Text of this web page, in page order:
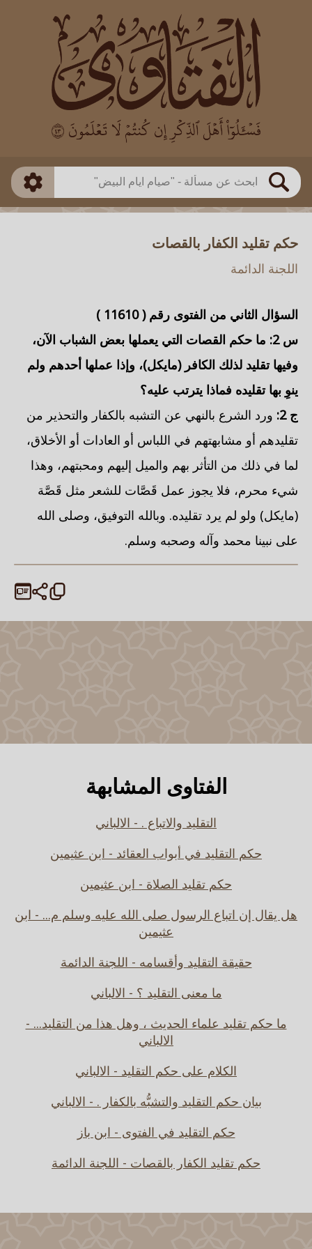
بحث
العالم
بن باز
بن العثيمين
اللجنة الدائمة
طريقة البحث
ذكي
حكم تقليد الكفار بالقصات
اللجنة الدائمة
السؤال الثاني من الفتوى رقم (11610
)
س 2: ما حكم القصات التي يعملها بعض الشباب الآن،
وفيها تقليد لذلك الكافر (مايكل)، وإذا عملها أحدهم ولم
ينوِ بها تقليده فماذا يترتب عليه؟
ج 2:
ورد الشرع بالنهي عن التشبه بالكفار والتحذير من
تقليدهم أو مشابهتهم في اللباس أو العادات أو الأخلاق،
لما في ذلك من التأثر بهم والميل إليهم ومحبتهم، وهذا
شيء محرم، فلا يجوز عمل قَصَّات للشعر مثل قَصَّة
(مايكل) ولو لم يرد تقليده. وبالله التوفيق، وصلى الله
على نبينا محمد وآله وصحبه وسلم.
الفتاوى المشابهة
التقليد والاتباع . - الالباني
حكم التقليد في أبواب العقائد - ابن عثيمين
حكم تقليد الصلاة - ابن عثيمين
هل يقال إن اتباع الرسول صلى الله عليه وسلم م... - ابن
عثيمين
حقيقة التقليد وأقسامه - اللجنة الدائمة
ما معنى التقليد ؟ - الالباني
ما حكم تقليد علماء الحديث ، وهل هذا من التقليد... -
الالباني
الكلام على حكم التقليد - الالباني
بيان حكم التقليد والتشبُّه بالكفار . - الالباني
حكم التقليد في الفتوى - ابن باز
حكم تقليد الكفار بالقصات - اللجنة الدائمة